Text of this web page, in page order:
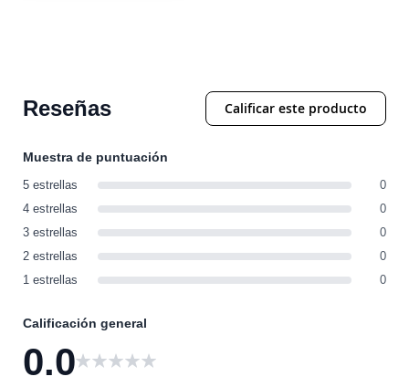
Reseñas Calificar este producto
Muestra de puntuación
5 estrellas
0
4 estrellas
0
3 estrellas
0
2 estrellas
0
1 estrellas
0
Calificación general
0.0